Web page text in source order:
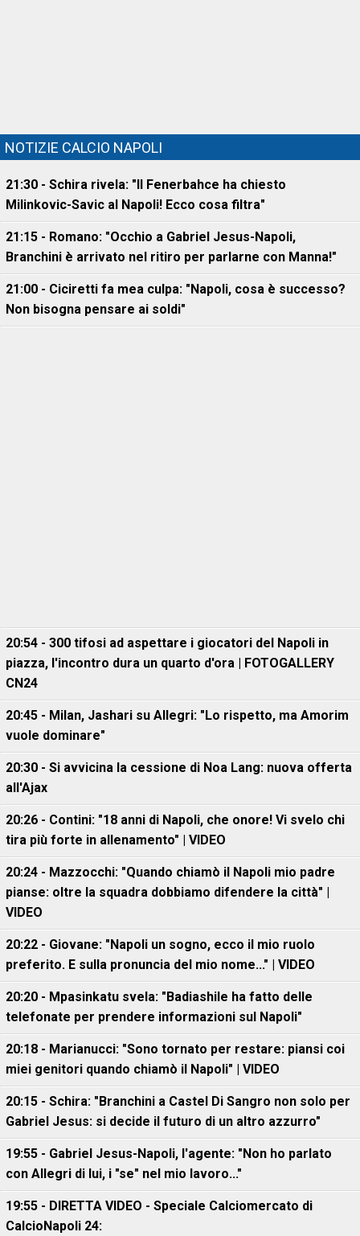
NOTIZIE CALCIO NAPOLI
21:30 - Schira rivela: "Il Fenerbahce ha chiesto
Milinkovic-Savic al Napoli! Ecco cosa filtra"
21:15 - Romano: "Occhio a Gabriel Jesus-Napoli,
Branchini è arrivato nel ritiro per parlarne con Manna!"
21:00 - Ciciretti fa mea culpa: "Napoli, cosa è successo?
Non bisogna pensare ai soldi"
20:54 - 300 tifosi ad aspettare i giocatori del Napoli in
piazza, l'incontro dura un quarto d'ora | FOTOGALLERY
CN24
20:45 - Milan, Jashari su Allegri: "Lo rispetto, ma Amorim
vuole dominare"
20:30 - Si avvicina la cessione di Noa Lang: nuova offerta
all'Ajax
20:26 - Contini: "18 anni di Napoli, che onore! Vi svelo chi
tira più forte in allenamento" | VIDEO
20:24 - Mazzocchi: "Quando chiamò il Napoli mio padre
pianse: oltre la squadra dobbiamo difendere la città" |
VIDEO
20:22 - Giovane: "Napoli un sogno, ecco il mio ruolo
preferito. E sulla pronuncia del mio nome..." | VIDEO
20:20 - Mpasinkatu svela: "Badiashile ha fatto delle
telefonate per prendere informazioni sul Napoli"
20:18 - Marianucci: "Sono tornato per restare: piansi coi
miei genitori quando chiamò il Napoli" | VIDEO
20:15 - Schira: "Branchini a Castel Di Sangro non solo per
Gabriel Jesus: si decide il futuro di un altro azzurro"
19:55 - Gabriel Jesus-Napoli, l'agente: "Non ho parlato
con Allegri di lui, i "se" nel mio lavoro..."
19:55 - DIRETTA VIDEO - Speciale Calciomercato di
CalcioNapoli 24: